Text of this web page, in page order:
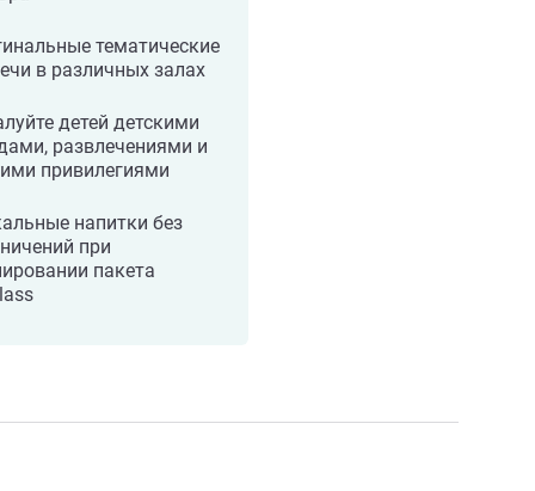
тематические
в различных залах
детей детскими
развлечениями и
привилегиями
напитки без
при
пакета